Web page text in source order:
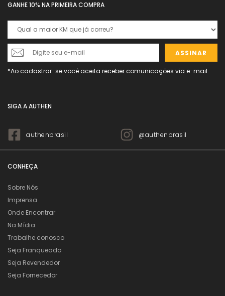
GANHE 10% NA PRIMEIRA COMPRA
ASSINAR
SIGA A AUTHEN
authenbrasil @authenbrasil
CONHEÇA
Sobre Nós
Imprensa
Onde Encontrar
Na Mídia
Trabalhe conosco
Seja Franqueado
Seja Revendedor
Seja Fornecedor